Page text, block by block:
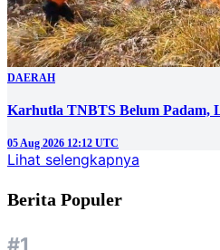
DAERAH
Karhutla TNBTS Belum Padam,
05 Aug 2026 12:12 UTC
Lihat selengkapnya
Berita Populer
#1